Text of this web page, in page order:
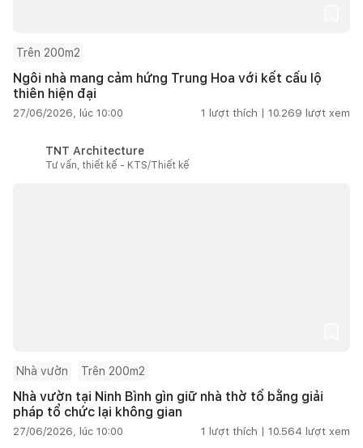
Trên 200m2
Ngôi nhà mang cảm hứng Trung Hoa với kết cấu lộ
thiên hiện đại
27/06/2026, lúc 10:00 1 lượt thích | 10.269 lượt xem
TNT Architecture
Tư vấn, thiết kế - KTS/Thiết kế
Nhà vườn Trên 200m2
Nhà vườn tại Ninh Bình gìn giữ nhà thờ tổ bằng giải
pháp tổ chức lại không gian
27/06/2026, lúc 10:00 1 lượt thích | 10.564 lượt xem